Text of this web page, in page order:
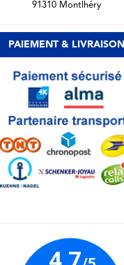
91310 Montlhéry
PAIEMENT & LIVRAISON